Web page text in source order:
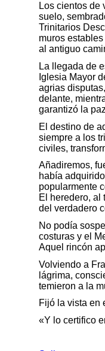
Los cientos de
suelo,
Trinitarios
muros
al antiguo
La llegada de
Iglesia Mayor
agrias
delante,
garantizó la
El destino de
siempre a los
civiles,
Añadiremos,
había
popularmente
El heredero, al
del verdadero
No podía
costuras y el
Aquel rincón
Volviendo a
lágrima,
temieron a la
Fijó la vista en
«Y lo certifico